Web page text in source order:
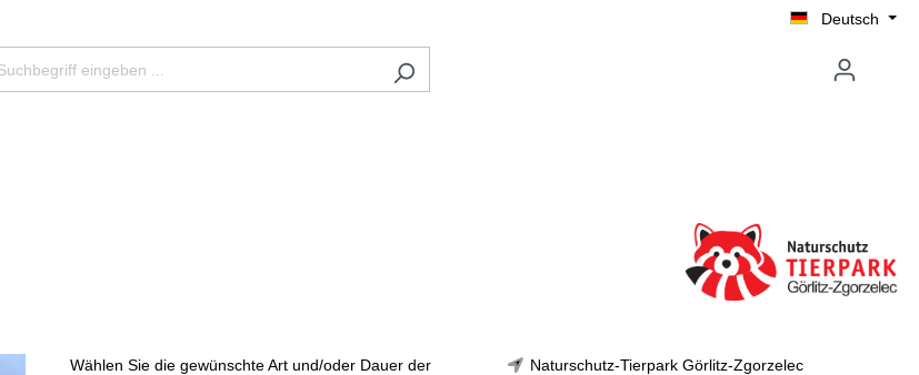
Deutsch
Wählen Sie die gewünschte Art und/oder Dauer der
Naturschutz-Tierpark Görlitz-Zgorzelec